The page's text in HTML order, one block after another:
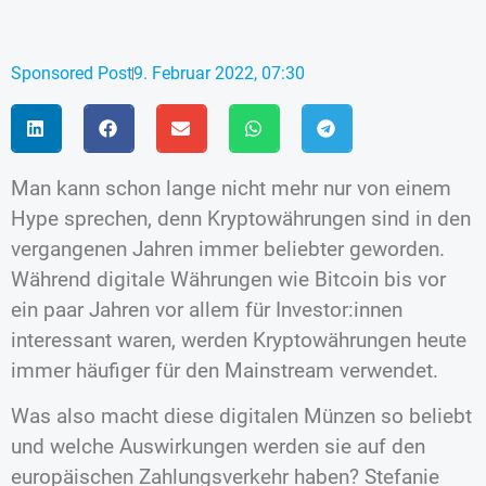
Sponsored Post9. Februar 2022, 07:30
Man kann schon lange nicht mehr nur von einem
Hype sprechen, denn Kryptowährungen sind in den
vergangenen Jahren immer beliebter geworden.
Während digitale Währungen wie Bitcoin bis vor
ein paar Jahren vor allem für Investor:innen
interessant waren, werden Kryptowährungen heute
immer häufiger für den Mainstream verwendet.
Was also macht diese digitalen Münzen so beliebt
und welche Auswirkungen werden sie auf den
europäischen Zahlungsverkehr haben? Stefanie